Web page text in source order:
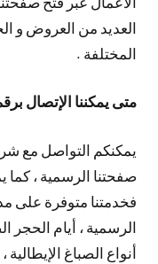
العديد من العروض و
المختلفة .
متى يمكننا الإتصال
يمكنكم التواصل مع
صفحتنا الرسمية ، كما
الرسمية ، أيام الحجر
أنواع الصباغ الإيطالية ،